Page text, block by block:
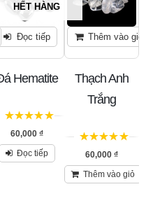
HẾT HÀNG
Đọc tiếp
Hematite
60,000 ₫
Đọc tiếp
Thêm vào giỏ
Thạch Anh
Trắng
60,000 ₫
Thêm vào giỏ